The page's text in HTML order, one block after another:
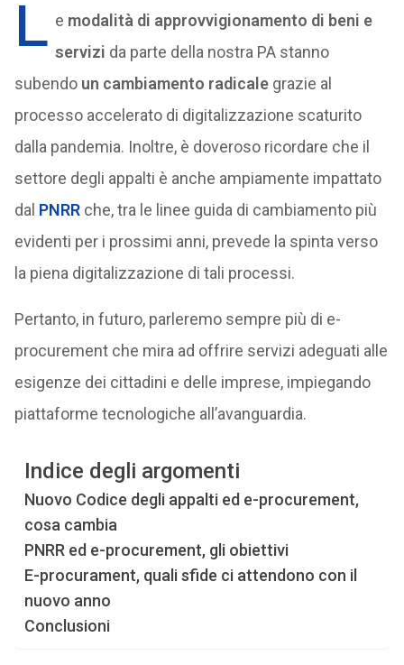
L e modalità di approvvigionamento di beni e
servizi da parte della nostra PA stanno
subendo un cambiamento radicalegrazie al
processo accelerato di digitalizzazione scaturito
dalla pandemia. Inoltre, è doveroso ricordare che il
settore degli appalti è anche ampiamente impattato
dal PNRRche, tra le linee guida di cambiamento più
evidenti per i prossimi anni, prevede la spinta verso
la piena digitalizzazione di tali processi.
Pertanto, in futuro, parleremo sempre più di e-
procurement che mira ad offrire servizi adeguati alle
esigenze dei cittadini e delle imprese, impiegando
piattaforme tecnologiche all’avanguardia.
Indice degli argomenti
Nuovo Codice degli appalti ed e-procurement,
cosa cambia
PNRR ed e-procurement, gli obiettivi
E-procurament, quali sfide ci attendono con il
nuovo anno
Conclusioni